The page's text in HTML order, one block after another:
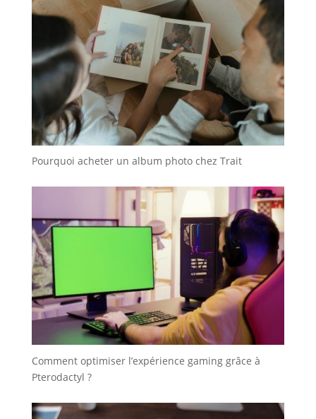
Pourquoi acheter un album photo chez Trait
Comment optimiser l’expérience gaming grâce à
Pterodactyl ?